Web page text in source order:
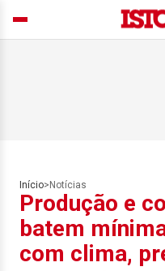
Início> Notícias
Produção e
batem
com clima,